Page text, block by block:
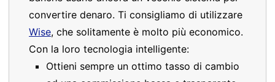
convertire denaro. Ti consigliamo di utilizzare
Wise, che solitamente è molto più economico.
Con la loro tecnologia intelligente:
Ottieni sempre un ottimo tasso di cambio